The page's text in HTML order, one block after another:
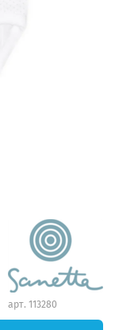
арт. 113280